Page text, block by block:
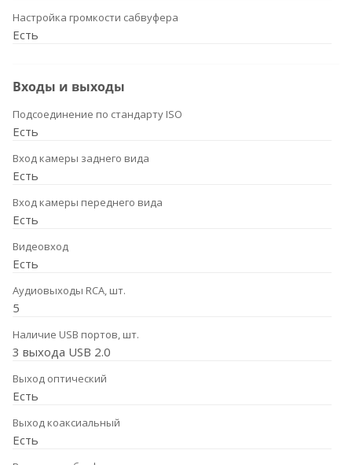
Настройка громкости сабвуфера
Есть
Входы и выходы
Подсоединение по стандарту ISO
Есть
Вход камеры заднего вида
Есть
Вход камеры переднего вида
Есть
Видеовход
Есть
Аудиовыходы RCA, шт.
5
Наличие USB портов, шт.
3 выхода USB 2.0
Выход оптический
Есть
Выход коаксиальный
Есть